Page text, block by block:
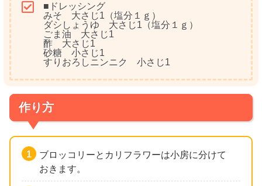
■ドレッシング
みそ 大さじ1（塩分１ｇ）
ダシしょうゆ 大さじ1（塩分１ｇ）
ごま油 大さじ1
酢 大さじ1
砂糖 小さじ1
すりおろしニンニク 小さじ1
作り方
ブロッコリーとカリフラワーは小房に分けて
おきます。